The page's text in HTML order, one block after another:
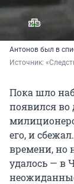
Антонов был в
Источник:
Пока шло
появился во
его, и
времени, но
удалось — в